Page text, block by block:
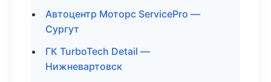
Автоцентр Моторс ServicePro —
Сургут
ГК TurboTech Detail —
Нижневартовск